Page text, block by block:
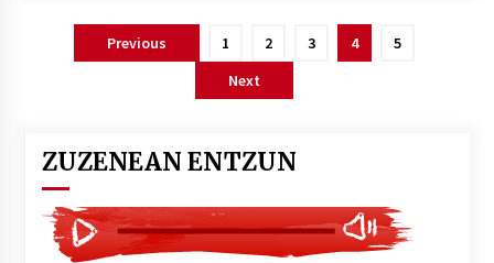
Previous 1 2 3 4
5
Next
ZUZENEAN ENTZUN